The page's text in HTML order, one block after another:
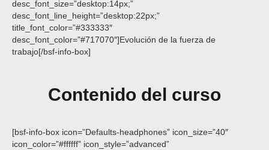
desc_font_size=”desktop:14px;”
desc_font_line_height=”desktop:22px;”
title_font_color=”#333333″
desc_font_color=”#717070″]Evolución de la fuerza de
trabajo[/bsf-info-box]
Contenido del curso
[bsf-info-box icon=”Defaults-headphones” icon_size=”40″
icon_color=”#ffffff” icon_style=”advanced”